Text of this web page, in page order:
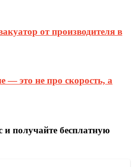
от производителя в
— это не про скорость, а
и получайте бесплатную